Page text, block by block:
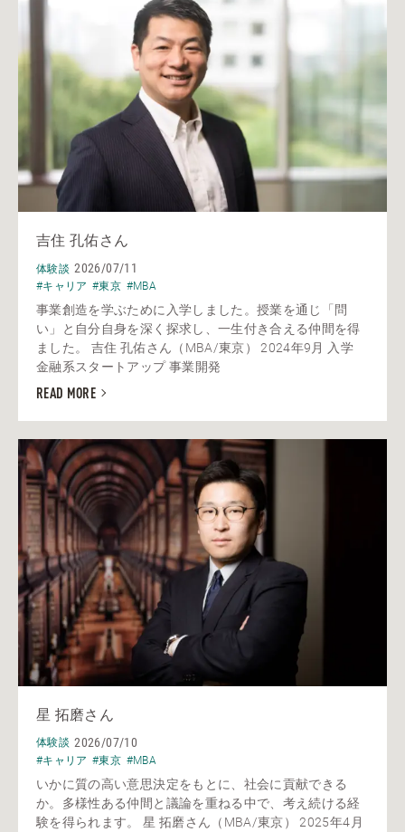
吉住 孔佑さん
体験談 2026/07/11
#キャリア #東京 #MBA
事業創造を学ぶために入学しました。授業を通じ「問
い」と自分自身を深く探求し、一生付き合える仲間を得
ました。 吉住 孔佑さん（MBA/東京） 2024年9月 入学
金融系スタートアップ 事業開発
READ MORE
星 拓磨さん
体験談 2026/07/10
#キャリア #東京 #MBA
いかに質の高い意思決定をもとに、社会に貢献できる
か。多様性ある仲間と議論を重ねる中で、考え続ける経
験を得られます。 星 拓磨さん（MBA/東京） 2025年4月